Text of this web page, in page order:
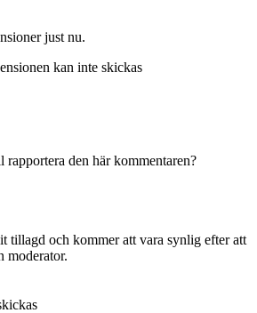
just nu.
kan inte skickas
den här kommentaren?
tillagd och kommer att vara synlig efter att
moderator.